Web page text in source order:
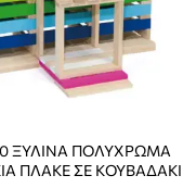
ΞΎΛΙΝΑ ΠΟΛΎΧΡΩΜΑ
ΠΛΑΚΈ ΣΕ ΚΟΥΒΑΔΆΚΙ